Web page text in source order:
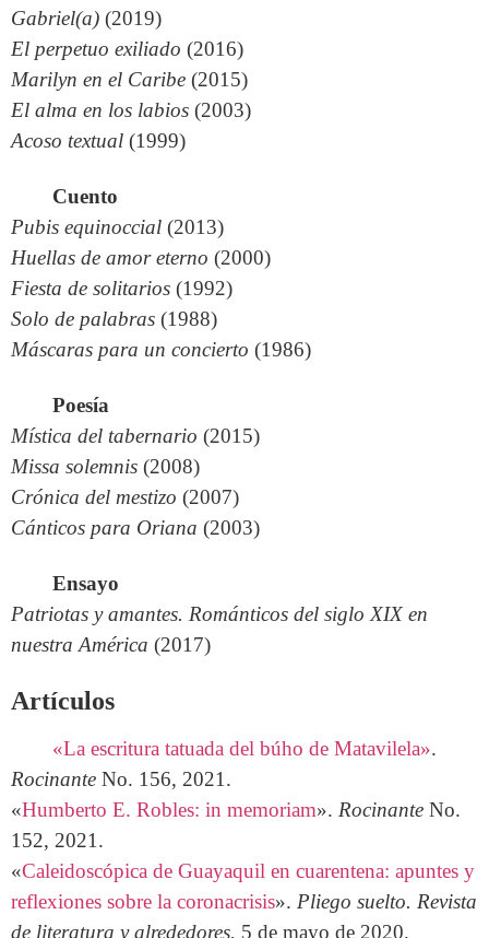
Gabriel(a) (2019)
El perpetuo exiliado (2016)
Marilyn en el Caribe (2015)
El alma en los labios (2003)
Acoso textual (1999)
Cuento
Pubis equinoccial (2013)
Huellas de amor eterno (2000)
Fiesta de solitarios (1992)
Solo de palabras (1988)
Máscaras para un concierto (1986)
Poesía
Mística del tabernario (2015)
Missa solemnis (2008)
Crónica del mestizo (2007)
Cánticos para Oriana (2003)
Ensayo
Patriotas y amantes. Románticos del siglo XIX en
nuestra América (2017)
Artículos
«La escritura tatuada del búho de Matavilela».
Rocinante No. 156, 2021.
«Humberto E. Robles: in memoriam». Rocinante No.
152, 2021.
«Caleidoscópica de Guayaquil en cuarentena: apuntes y
reflexiones sobre la coronacrisis». Pliego suelto. Revista
de literatura y alrededores, 5 de mayo de 2020.